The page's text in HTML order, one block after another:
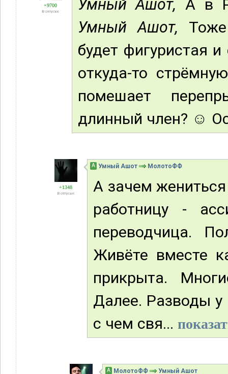
+9700
В отпуске Умный Ашот, А в
Умный Ашот,
будет фигуристая
откуда-то
помешает
длинный член? ☺
+1348
В отпуске
А Умный Ашот МолотоФФ
А зачем
работницу -
переводчица.
Живёте вместе
прикрыта.
Далее. Разводы
с чем свя...
А МолотоФФ Умный Ашот